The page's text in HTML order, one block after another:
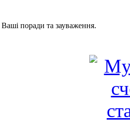
поради та зауваження.